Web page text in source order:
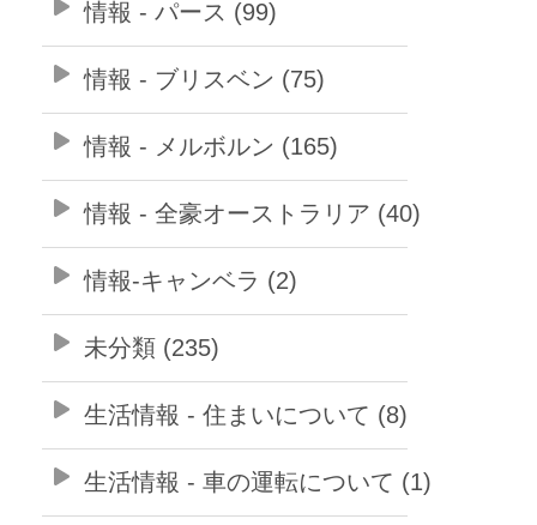
情報 - パース (99)
情報 - ブリスベン (75)
情報 - メルボルン (165)
情報 - 全豪オーストラリア (40)
情報-キャンベラ (2)
未分類 (235)
生活情報 - 住まいについて (8)
生活情報 - 車の運転について (1)